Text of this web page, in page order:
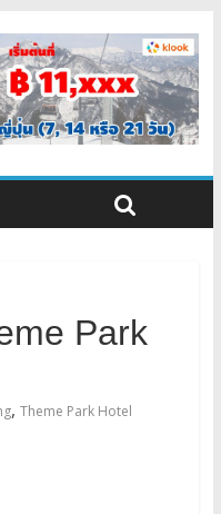
Park
, Theme Park Hotel